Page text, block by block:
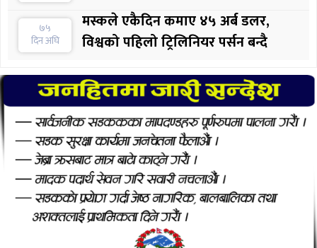
७५
दिन अघि
मस्कले एकैदिन कमाए ४५ अर्ब डलर,
विश्वको पहिलो ट्रिलिनियर पर्सन बन्दै